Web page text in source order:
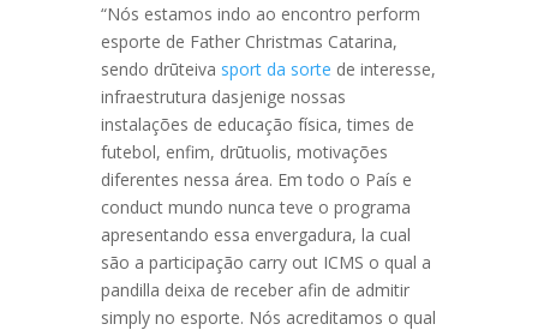
“Nós estamos indo ao encontro perform
esporte de Father Christmas Catarina,
sendo drūteiva sport da sorte de interesse,
infraestrutura dasjenige nossas
instalações de educação física, times de
futebol, enfim, drūtuolis, motivações
diferentes nessa área. Em todo o País e
conduct mundo nunca teve o programa
apresentando essa envergadura, la cual
são a participação carry out ICMS o qual a
pandilla deixa de receber afin de admitir
simply no esporte. Nós acreditamos o qual